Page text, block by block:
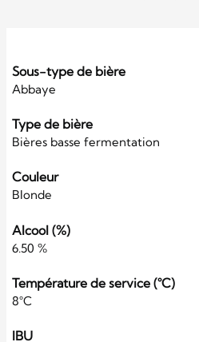
Sous-type de bière
Abbaye
Type de bière
Bières basse fermentation
Couleur
Blonde
Alcool (%)
6.50 %
Température de service (°C)
8°C
IBU